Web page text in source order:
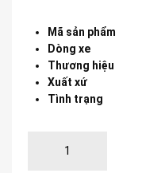
Mã sản phẩm
Dòng xe
Thương hiệu
Xuất xứ
Tình trạng